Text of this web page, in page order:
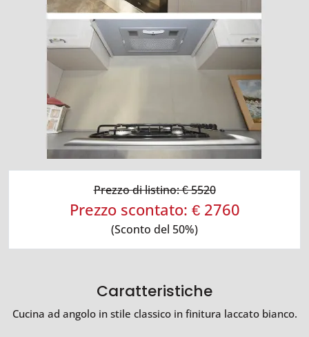
Prezzo di listino: € 5520
Prezzo scontato: € 2760
(Sconto del 50%)
Caratteristiche
Cucina ad angolo in stile classico in finitura laccato bianco.